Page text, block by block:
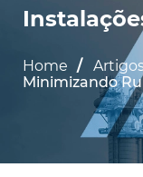
Home
Minimizando